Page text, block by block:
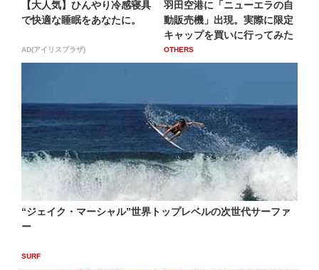
【大人気】ひんやり冷感寝具
で快適な睡眠をあなたに。
AD(アイリスプラザ)
羽田空港に「ニューエラの自
動販売機」出現。実際に限定
キャップを買いに行ってみた
OTHERS
“ジェイク・マーシャル”世界トップレベルの次世代サーファ
ー
SURF